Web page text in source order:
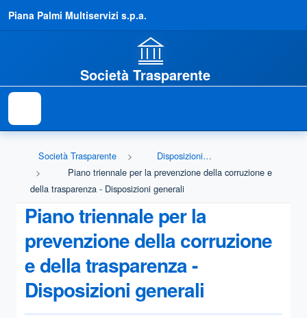
Piana Palmi Multiservizi s.p.a.
Società Trasparente
Società Trasparente
Disposizioni generali
Piano triennale per la prevenzione della corruzione e
della trasparenza - Disposizioni generali
Piano triennale per la
prevenzione della corruzione
e della trasparenza -
Disposizioni generali